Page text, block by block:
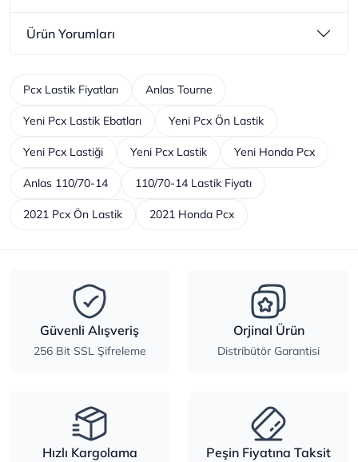
Ürün Yorumları
Pcx Lastik Fiyatları Anlas Tourne
Yeni Pcx Lastik Ebatları Yeni Pcx Ön Lastik
Yeni Pcx Lastiği Yeni Pcx Lastik Yeni Honda Pcx
Anlas 110/70-14 110/70-14 Lastik Fiyatı
2021 Pcx Ön Lastik 2021 Honda Pcx
Güvenli Alışveriş
256 Bit SSL Şifreleme
Orjinal Ürün
Distribütör Garantisi
Hızlı Kargolama Peşin Fiyatına Taksit